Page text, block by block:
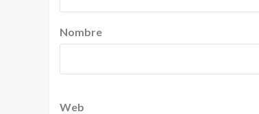
Nombre
Web